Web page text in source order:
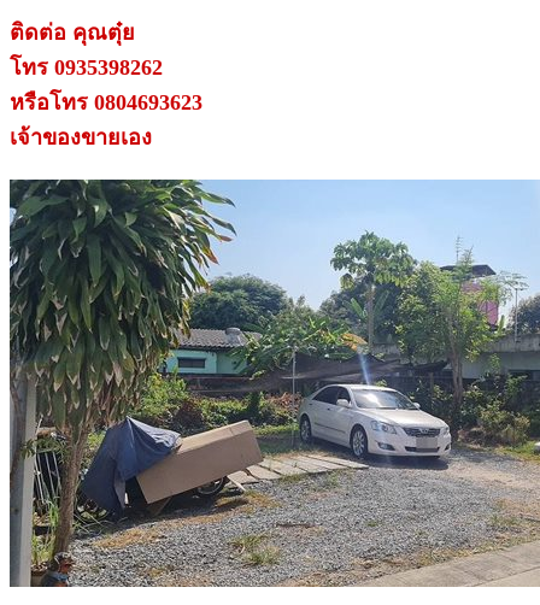
ติดต่อ คุณตุ๋ย
โทร 0935398262
หรือโทร 0804693623
เจ้าของขายเอง